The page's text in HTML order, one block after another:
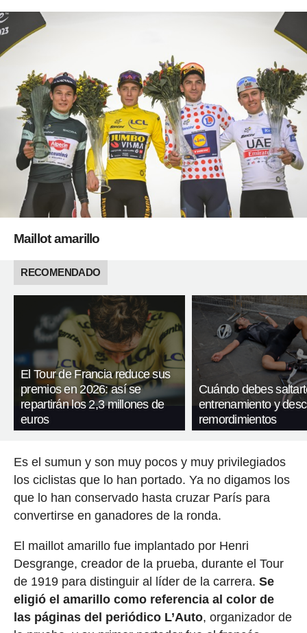
Maillot amarillo
RECOMENDADO
El Tour de Francia reduce sus
premios en 2026: así se
repartirán los 2,3 millones de
euros
Cuándo debes
entrenamiento y
remordimientos
Es el sumun y son muy pocos y muy privilegiados
los ciclistas que lo han portado. Ya no digamos los
que lo han conservado hasta cruzar París para
convertirse en ganadores de la ronda.
El maillot amarillo fue implantado por Henri
Desgrange, creador de la prueba, durante el Tour
de 1919 para distinguir al líder de la carrera. Se
eligió el amarillo como referencia al color de
las páginas del periódico L’Auto, organizador de